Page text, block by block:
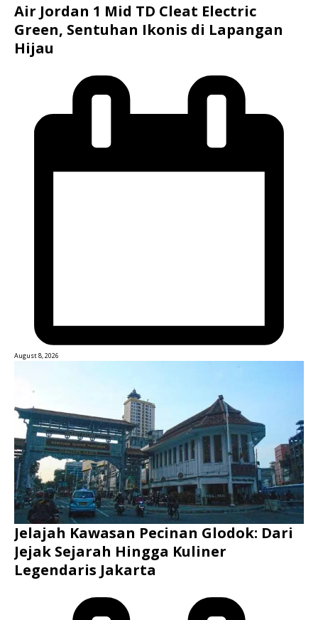
Air Jordan 1 Mid TD Cleat Electric
Green, Sentuhan Ikonis di Lapangan
Hijau
August 8, 2026
Jelajah Kawasan Pecinan Glodok: Dari
Jejak Sejarah Hingga Kuliner
Legendaris Jakarta